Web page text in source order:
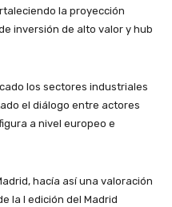
la proyección
inversión de alto valor y hub
los sectores industriales
el diálogo entre actores
a nivel europeo e
hacía así una valoración
la I edición del Madrid